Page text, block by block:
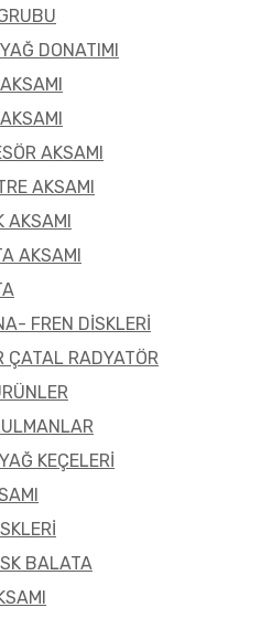
DONATIMI
AKSAMI
AKSAMI
AKSAMI
AKSAMI
FREN DİSKLERİ
ÇATAL RADYATÖR
KEÇELERİ
BALATA